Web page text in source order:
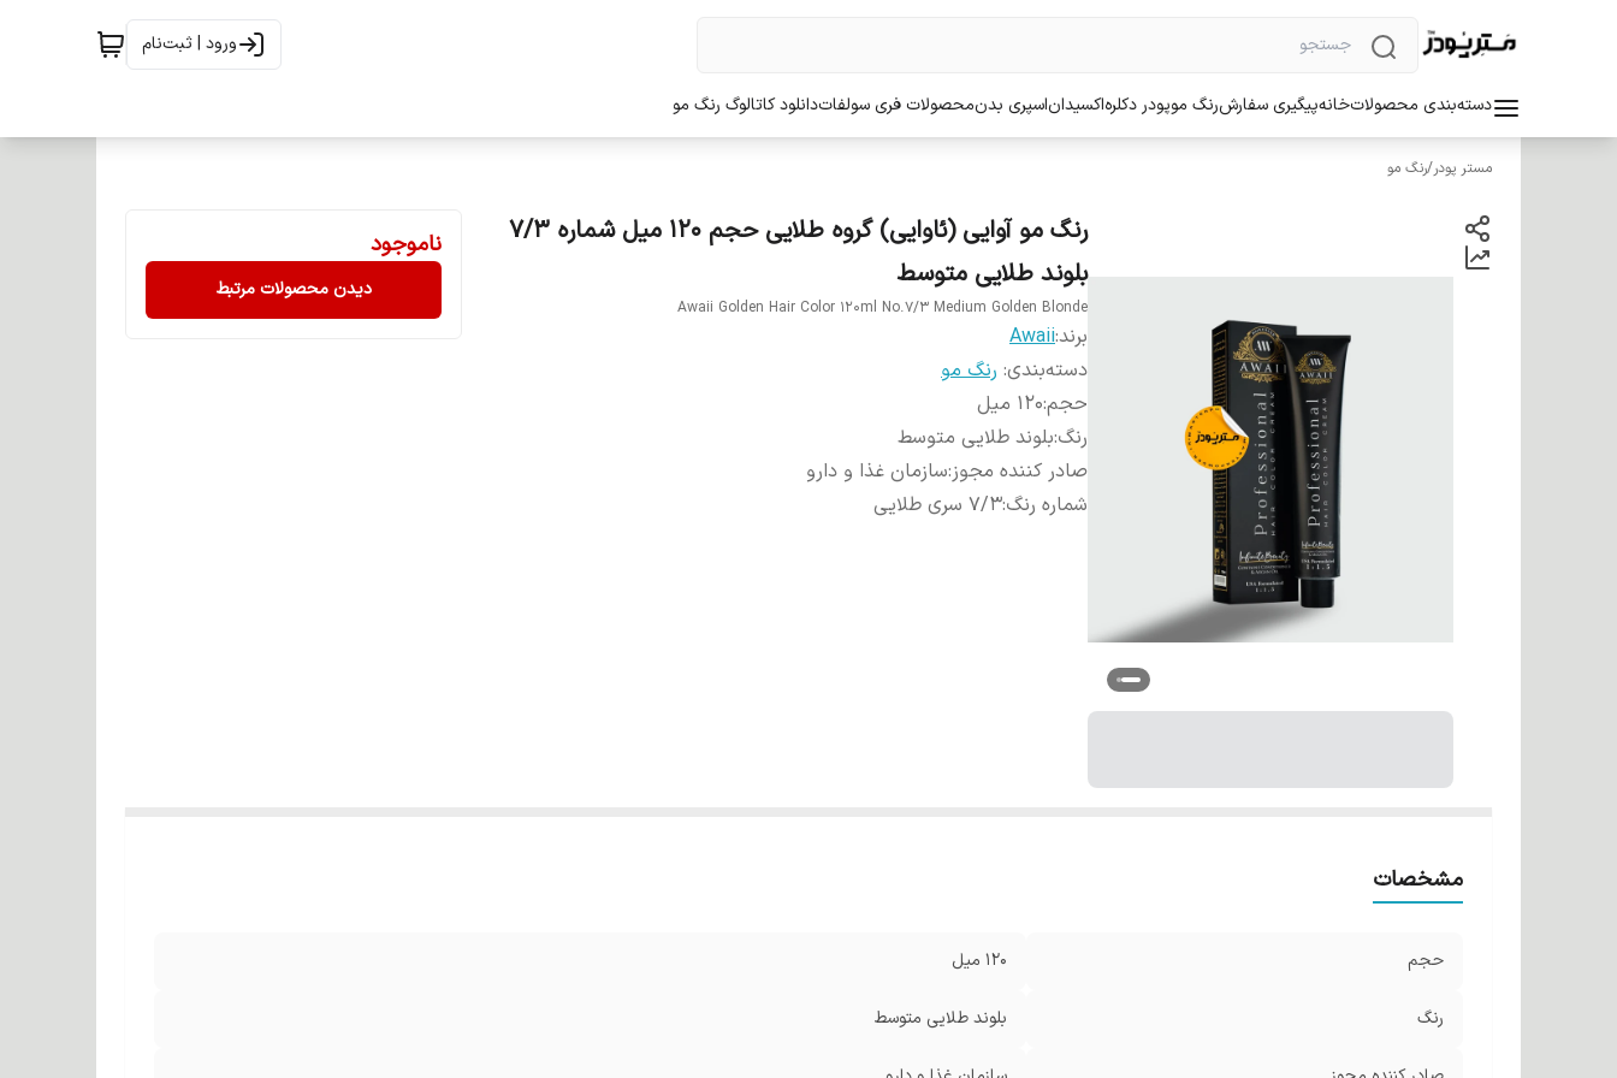
ورود | ثبت‌نام
دسته‌بندی محصولاتخانهپیگیری سفارشرنگ موپودر دکلرهاکسیداناسپری بدنمحصولات فری سولفاتدانلود کاتالوگ رنگ مو
مستر پودر/رنگ مو
رنگ مو آوایی (ئاوایی) گروه طلایی حجم 120 میل شماره 7/3
بلوند طلایی متوسط
Awaii Golden Hair Color 120ml No.7/3 Medium Golden Blonde
برند:Awaii
دسته‌بندی: رنگ مو
حجم:120 میل
رنگ:بلوند طلایی متوسط
صادر کننده مجوز:سازمان غذا و دارو
شماره رنگ:7/3 سری طلایی
ناموجود
دیدن محصولات مرتبط
مشخصات
حجم 120 میل
رنگ بلوند طلایی متوسط